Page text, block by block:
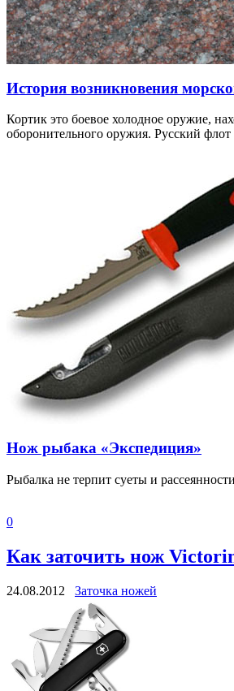
История возникновения
Кортик это боевое холодное оружие,
оборонительного оружия. Русский
Нож рыбака «Экспедиция»
Рыбалка не терпит суеты и
0
Как заточить нож
24.08.2012 Заточка ножей